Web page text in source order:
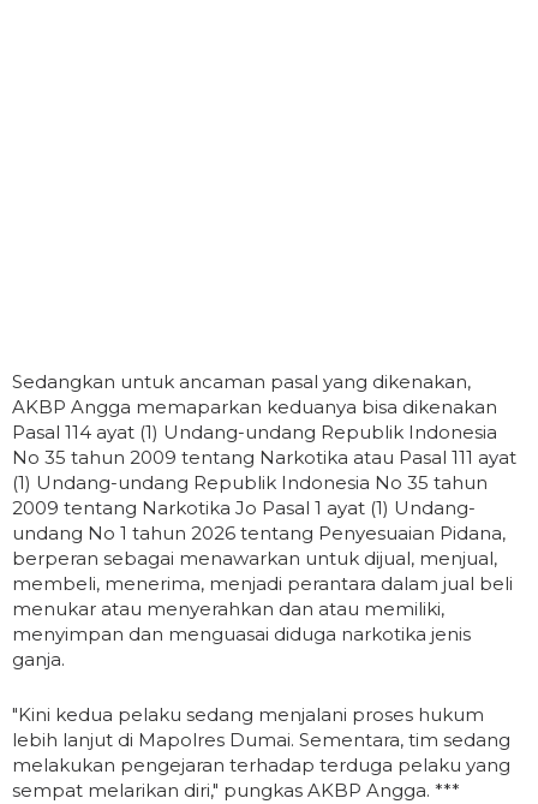
Sedangkan untuk ancaman pasal yang dikenakan,
AKBP Angga memaparkan keduanya bisa dikenakan
Pasal 114 ayat (1) Undang-undang Republik Indonesia
No 35 tahun 2009 tentang Narkotika atau Pasal 111 ayat
(1) Undang-undang Republik Indonesia No 35 tahun
2009 tentang Narkotika Jo Pasal 1 ayat (1) Undang-
undang No 1 tahun 2026 tentang Penyesuaian Pidana,
berperan sebagai menawarkan untuk dijual, menjual,
membeli, menerima, menjadi perantara dalam jual beli
menukar atau menyerahkan dan atau memiliki,
menyimpan dan menguasai diduga narkotika jenis
ganja.
"Kini kedua pelaku sedang menjalani proses hukum
lebih lanjut di Mapolres Dumai. Sementara, tim sedang
melakukan pengejaran terhadap terduga pelaku yang
sempat melarikan diri," pungkas AKBP Angga. ***